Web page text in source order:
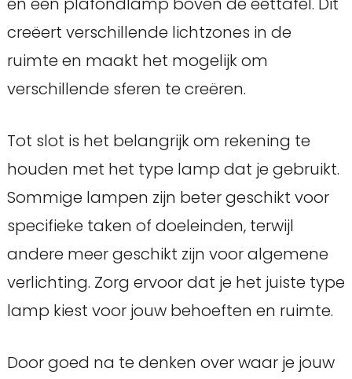
creëert verschillende lichtzones in de
ruimte en maakt het mogelijk om
verschillende sferen te creëren.
Tot slot is het belangrijk om rekening te
houden met het type lamp dat je gebruikt.
Sommige lampen zijn beter geschikt voor
specifieke taken of doeleinden, terwijl
andere meer geschikt zijn voor algemene
verlichting. Zorg ervoor dat je het juiste type
lamp kiest voor jouw behoeften en ruimte.
Door goed na te denken over waar je jouw